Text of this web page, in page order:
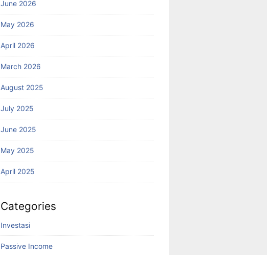
June 2026
May 2026
April 2026
March 2026
August 2025
July 2025
June 2025
May 2025
April 2025
Categories
Investasi
Passive Income